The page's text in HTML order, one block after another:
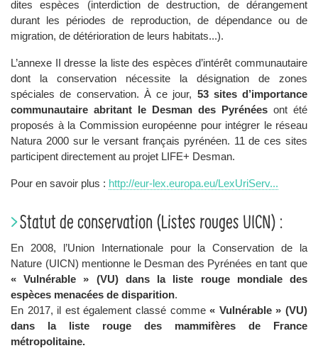
dites espèces (interdiction de destruction, de dérangement
durant les périodes de reproduction, de dépendance ou de
migration, de détérioration de leurs habitats...).
L’annexe II dresse la liste des espèces d’intérêt communautaire
dont la conservation nécessite la désignation de zones
spéciales de conservation. À ce jour, 53 sites d’importance
communautaire abritant le Desman des Pyrénées ont été
proposés à la Commission européenne pour intégrer le réseau
Natura 2000 sur le versant français pyrénéen. 11 de ces sites
participent directement au projet LIFE+ Desman.
Pour en savoir plus : http://eur-lex.europa.eu/LexUriServ...
Statut de conservation (Listes rouges UICN) :
En 2008, l’Union Internationale pour la Conservation de la
Nature (UICN) mentionne le Desman des Pyrénées en tant que
« Vulnérable » (VU) dans la liste rouge mondiale des
espèces menacées de disparition.
En 2017, il est également classé comme« Vulnérable » (VU)
dans la liste rouge des mammifères de France
métropolitaine.